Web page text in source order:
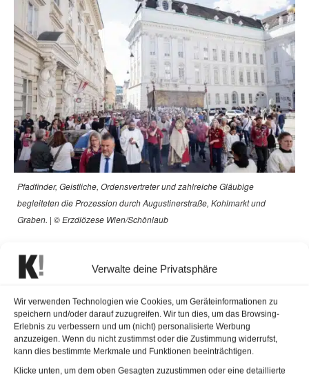
Verwalte deine Privatsphäre
Wir verwenden Technologien wie Cookies, um Geräteinformationen zu
speichern und/oder darauf zuzugreifen. Wir tun dies, um das Browsing-
Erlebnis zu verbessern und um (nicht) personalisierte Werbung
anzuzeigen. Wenn du nicht zustimmst oder die Zustimmung widerrufst,
kann dies bestimmte Merkmale und Funktionen beeinträchtigen.
Klicke unten, um dem oben Gesagten zuzustimmen oder eine detaillierte
Pfadfinder, Geistliche, Ordensvertreter und zahlreiche Gläubige
begleiteten die Prozession durch Augustinerstraße, Kohlmarkt und
Graben. | © Erzdiözese Wien/Schönlaub
Festmesse. Dort erklang die von Wolfgang Amadeus
Zahlreiche Priester und Diakone aus den Pfarren und
Gemeinschaften der Wiener Innenstadt feierten den
Gottesdienst mit. Nach der Predigt am Michaelerplatz